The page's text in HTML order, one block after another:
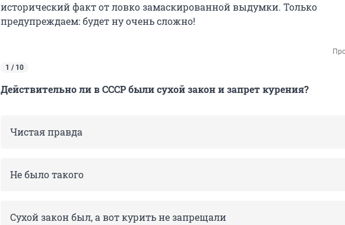
исторический факт от ловко замаскированной выдумки. Только
предупреждаем: будет ну очень сложно!
1 / 10
Действительно ли в СССР были сухой закон и запрет курения?
Чистая правда
Не было такого
Сухой закон был, а вот курить не запрещали